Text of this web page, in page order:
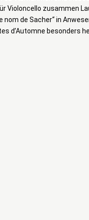
Violoncello zusammen
nom de Sacher“ in
d’Automne besonders